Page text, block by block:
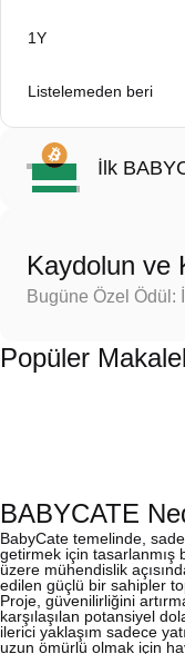
1Y
Listelemeden beri
İlk
Kaydolun ve
Bugüne Özel Ödül:
Popüler
BABYCATE
BabyCate temelinde,
getirmek için tasarlanmış
üzere mühendislik
edilen güçlü bir sahipler
Proje, güvenilirliğini
karşılaşılan potansiyel
ilerici yaklaşım sadece
uzun ömürlü olmak için